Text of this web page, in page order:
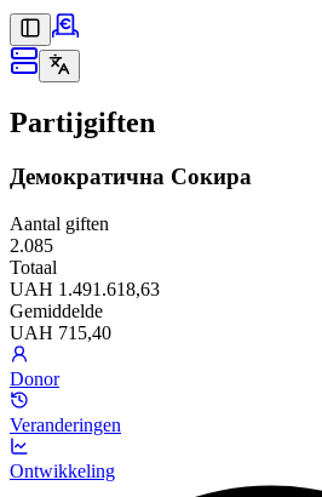
Partijgiften
Демократична Сокира
Aantal giften
2.085
Totaal
UAH 1.491.618,63
Gemiddelde
UAH 715,40
Donor
Veranderingen
Ontwikkeling